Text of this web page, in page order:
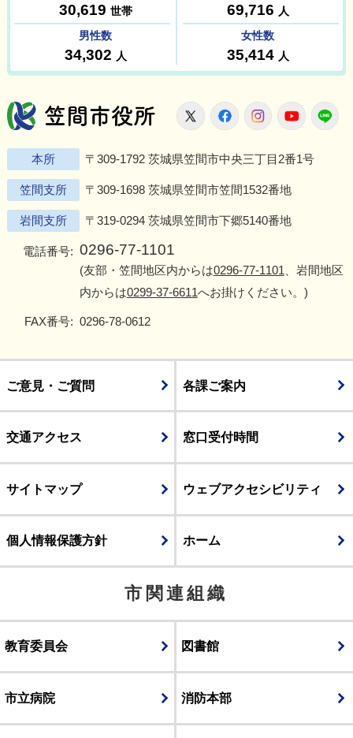
笠間市役所
X FacebookInstagram
本所 〒309-1792 茨城県笠間市中央三丁目2番1号
笠間支所 〒309-1698 茨城県笠間市笠間1532番地
岩間支所 〒319-0294 茨城県笠間市下郷5140番地
電話番号: 0296-77-1101
(友部・笠間地区内からは0296-77-1101 、岩間地区
内からは0299-37-6611へお掛けください。)
FAX番号: 0296-78-0612
ご意見・ご質問 各課ご案内
交通アクセス 窓口受付時間
サイトマップ ウェブアクセシビリティ
個人情報保護方針 ホーム
市関連組織
教育委員会 図書館
市立病院 消防本部